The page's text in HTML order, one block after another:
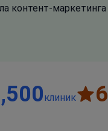
контент-маркетинга
клиник 6